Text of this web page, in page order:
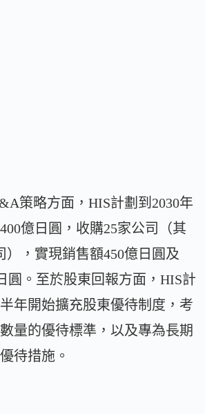
策略方面，HIS計劃到2030年
億日圓，收購25家公司（其
），實現銷售額450億日圓及
圓。至於股東回報方面，HIS計
年開始擴充股東優待制度，考
量的優待標準，以及專為長期
待措施。